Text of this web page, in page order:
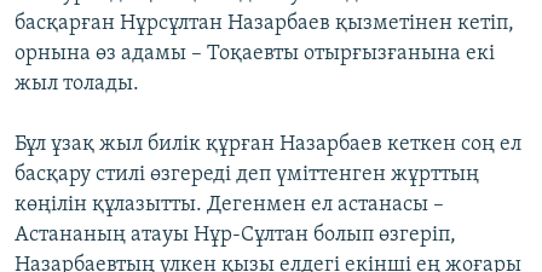
басқарған Нұрсұлтан Назарбаев қызметінен кетіп,
орнына өз адамы – Тоқаевты отырғызғанына екі
жыл толады.
Бұл ұзақ жыл билік құрған Назарбаев кеткен соң ел
басқару стилі өзгереді деп үміттенген жұрттың
көңілін құлазытты. Дегенмен ел астанасы –
Астананың атауы Нұр-Сұлтан болып өзгеріп,
Назарбаевтың үлкен қызы елдегі екінші ең жоғары